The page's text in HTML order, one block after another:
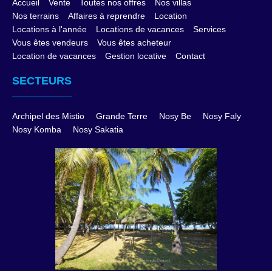
Accueil Vente Toutes nos offres
Nos villas
Nos terrains
Affaires à reprendre
Location
Locations à l'année
Locations de vacances
Services
Vous êtes vendeurs
Vous êtes acheteur
Location de vacances
Gestion locative Contact
SECTEURS
Archipel des Mistio Grande Terre Nosy Be
Nosy Faly
Nosy Komba
Nosy Sakatia